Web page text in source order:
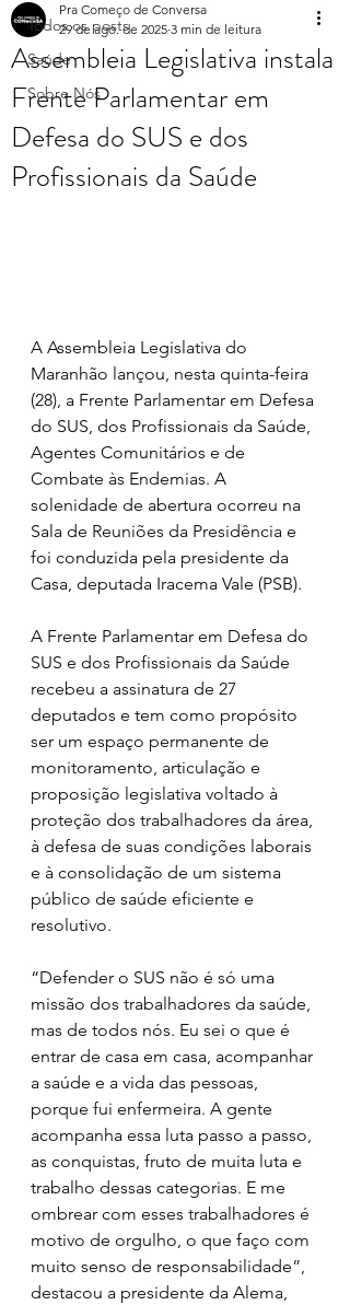
Todos os posts
Saúde
Sobre Nós
Assembleia Legislativa instala
Frente Parlamentar em
Defesa do SUS e dos
Profissionais da Saúde
Pra Começo de Conversa
29 de ago. de 2025 3 min de leitura
A Assembleia Legislativa do
Maranhão lançou, nesta quinta-feira
(28), a Frente Parlamentar em Defesa
do SUS, dos Profissionais da Saúde,
Agentes Comunitários e de
Combate às Endemias. A
solenidade de abertura ocorreu na
Sala de Reuniões da Presidência e
foi conduzida pela presidente da
Casa, deputada Iracema Vale (PSB).
A Frente Parlamentar em Defesa do
SUS e dos Profissionais da Saúde
recebeu a assinatura de 27
deputados e tem como propósito
ser um espaço permanente de
monitoramento, articulação e
proposição legislativa voltado à
proteção dos trabalhadores da área,
à defesa de suas condições laborais
e à consolidação de um sistema
público de saúde eficiente e
resolutivo.
“Defender o SUS não é só uma
missão dos trabalhadores da saúde,
mas de todos nós. Eu sei o que é
entrar de casa em casa, acompanhar
a saúde e a vida das pessoas,
porque fui enfermeira. A gente
acompanha essa luta passo a passo,
as conquistas, fruto de muita luta e
trabalho dessas categorias. E me
ombrear com esses trabalhadores é
motivo de orgulho, o que faço com
muito senso de responsabilidade”,
destacou a presidente da Alema,